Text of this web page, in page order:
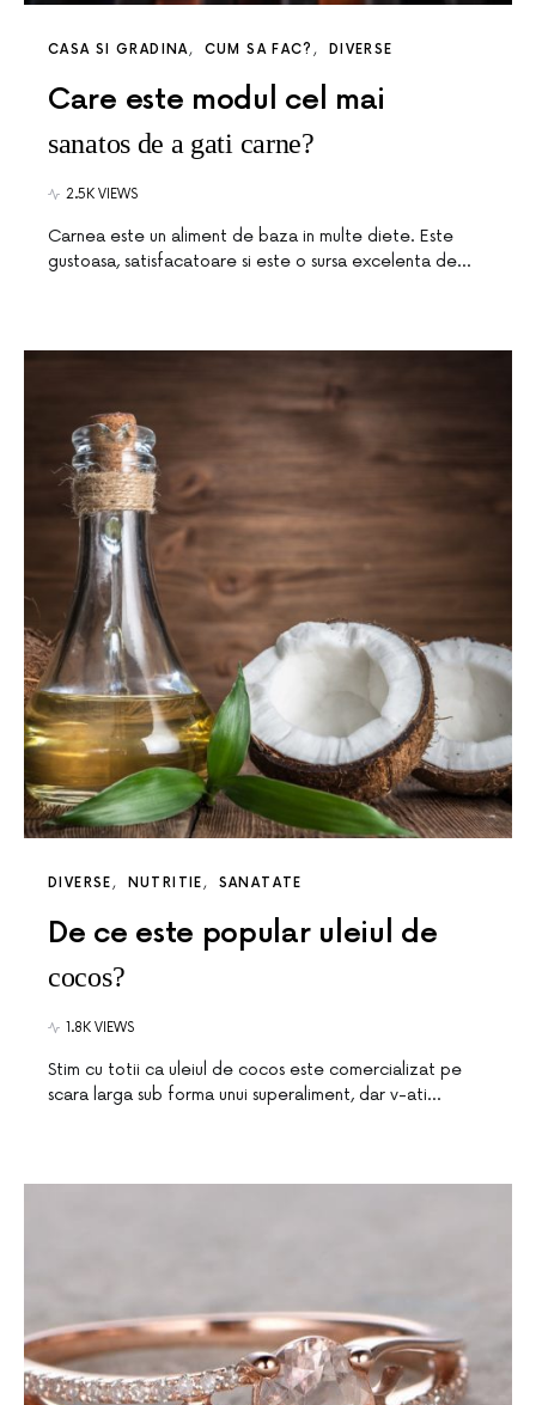
CASA SI GRADINA CUM SA FAC? DIVERSE
Care este modul cel mai
sanatos de a gati carne?
2.5K VIEWS
Carnea este un aliment de baza in multe diete. Este
gustoasa, satisfacatoare si este o sursa excelenta de…
DIVERSE NUTRITIE SANATATE
De ce este popular uleiul de
cocos?
1.8K VIEWS
Stim cu totii ca uleiul de cocos este comercializat pe
scara larga sub forma unui superaliment, dar v-ati…